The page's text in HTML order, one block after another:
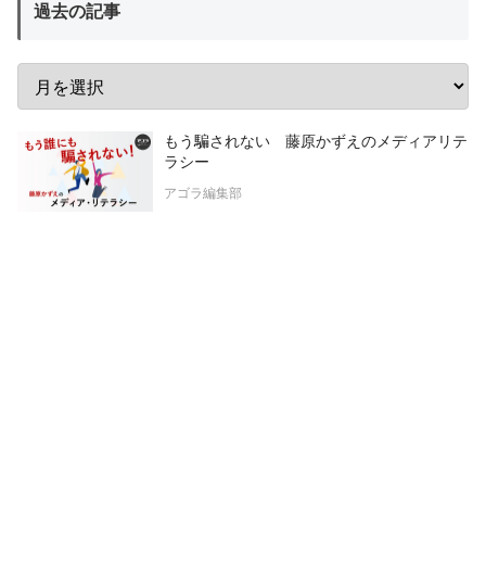
過去の記事
もう騙されない 藤原かずえのメディアリテ
ラシー
アゴラ編集部